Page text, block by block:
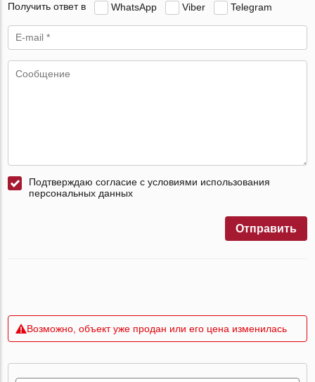
Получить ответ в WhatsApp Viber Telegram
Подтверждаю согласие с условиями использования
персональных данных
Отправить
Возможно, объект уже продан или его цена изменилась